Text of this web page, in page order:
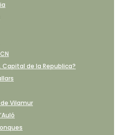
Capital de la Republica?
Vilamur